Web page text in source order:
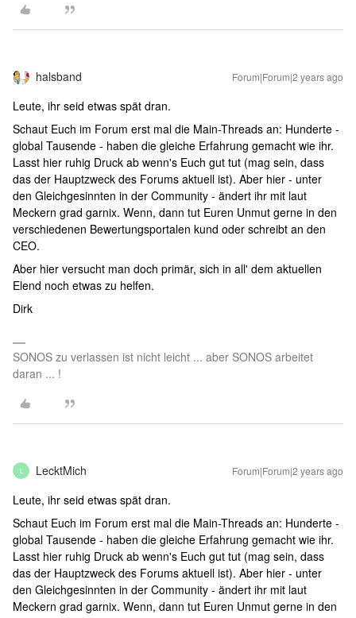
halsband Forum|Forum|2 years ago
Leute, ihr seid etwas spät dran.
Schaut Euch im Forum erst mal die Main-Threads an: Hunderte -
global Tausende - haben die gleiche Erfahrung gemacht wie ihr.
Lasst hier ruhig Druck ab wenn's Euch gut tut (mag sein, dass
das der Hauptzweck des Forums aktuell ist). Aber hier - unter
den Gleichgesinnten in der Community - ändert ihr mit laut
Meckern grad garnix. Wenn, dann tut Euren Unmut gerne in den
verschiedenen Bewertungsportalen kund oder schreibt an den
CEO.
Aber hier versucht man doch primär, sich in all' dem aktuellen
Elend noch etwas zu helfen.
Dirk
SONOS zu verlassen ist nicht leicht ... aber SONOS arbeitet
daran ... !
L LecktMich Forum|Forum|2 years ago
Leute, ihr seid etwas spät dran.
Schaut Euch im Forum erst mal die Main-Threads an: Hunderte -
global Tausende - haben die gleiche Erfahrung gemacht wie ihr.
Lasst hier ruhig Druck ab wenn's Euch gut tut (mag sein, dass
das der Hauptzweck des Forums aktuell ist). Aber hier - unter
den Gleichgesinnten in der Community - ändert ihr mit laut
Meckern grad garnix. Wenn, dann tut Euren Unmut gerne in den